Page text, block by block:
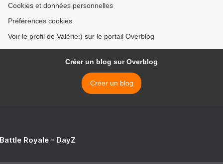
Cookies et données personnelles
Préférences cookies
Voir le profil de Valérie:) sur le portail Overblog
Créer un blog sur Overblog
Créer un blog
Royale - DayZ